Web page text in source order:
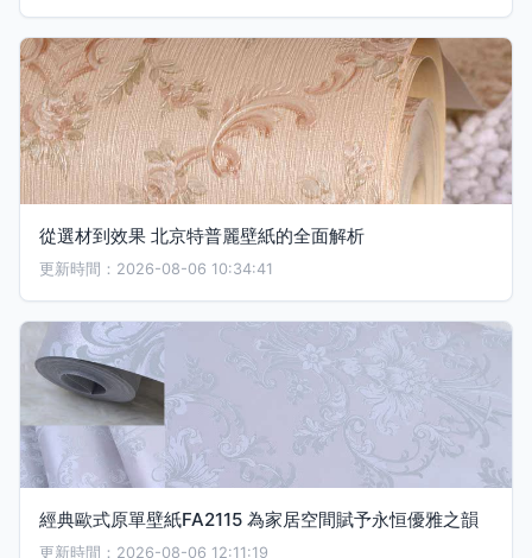
從選材到效果 北京特普麗壁紙的全面解析
更新時間：2026-08-06 10:34:41
經典歐式原單壁紙FA2115 為家居空間賦予永恒優雅之韻
更新時間：2026-08-06 12:11:19